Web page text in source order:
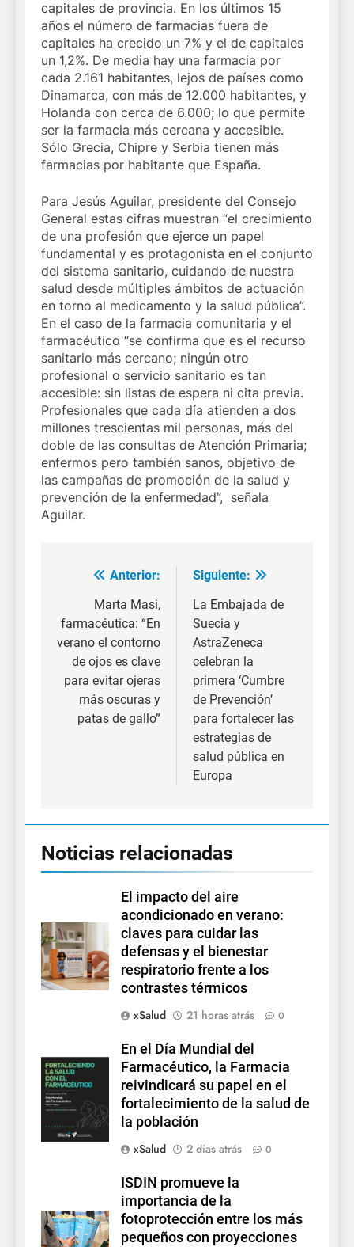
capitales de provincia. En los últimos 15
años el número de farmacias fuera de
capitales ha crecido un 7% y el de capitales
un 1,2%. De media hay una farmacia por
cada 2.161 habitantes, lejos de países como
Dinamarca, con más de 12.000 habitantes, y
Holanda con cerca de 6.000; lo que permite
ser la farmacia más cercana y accesible.
Sólo Grecia, Chipre y Serbia tienen más
farmacias por habitante que España.
Para Jesús Aguilar, presidente del Consejo
General estas cifras muestran “el crecimiento
de una profesión que ejerce un papel
fundamental y es protagonista en el conjunto
del sistema sanitario, cuidando de nuestra
salud desde múltiples ámbitos de actuación
en torno al medicamento y la salud pública”.
En el caso de la farmacia comunitaria y el
farmacéutico “se confirma que es el recurso
sanitario más cercano; ningún otro
profesional o servicio sanitario es tan
accesible: sin listas de espera ni cita previa.
Profesionales que cada día atienden a dos
millones trescientas mil personas, más del
doble de las consultas de Atención Primaria;
enfermos pero también sanos, objetivo de
las campañas de promoción de la salud y
prevención de la enfermedad”, señala
Aguilar.
Navegación
entradas
Anterior:
Marta Masi,
farmacéutica: “En
verano el contorno
de ojos es clave
para evitar ojeras
más oscuras y
patas de gallo”
Siguiente:
La Embajada de
Suecia y
AstraZeneca
celebran la
primera ‘Cumbre
de Prevención’
para fortalecer las
estrategias de
salud pública en
Europa
Noticias relacionadas
El impacto del aire
acondicionado en verano:
claves para cuidar las
defensas y el bienestar
respiratorio frente a los
contrastes térmicos
xSalud
21 horas atrás 0
En el Día Mundial del
Farmacéutico, la Farmacia
reivindicará su papel en el
fortalecimiento de la salud de
la población
xSalud
2 días atrás 0
ISDIN promueve la
importancia de la
fotoprotección entre los más
pequeños con proyecciones